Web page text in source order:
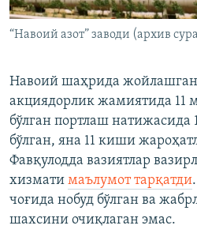
“Навоий азот” заводи (архив
Навоий шаҳрида жойлашган
акциядорлик жамиятида 11
бўлган портлаш натижасида
бўлган, яна 11 киши
Фавқулодда вазиятлар
хизмати маълумот тарқатди
чоғида нобуд бўлган ва
шахсини очиқлаган эмас.